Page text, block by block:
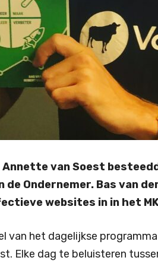
Annette van Soest
de Ondernemer. Bas van
websites in in het
van het dagelijkse
Elke dag te beluisteren